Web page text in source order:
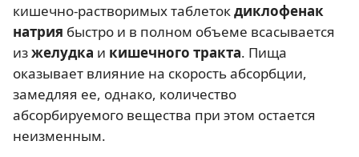
кишечно-растворимых таблетокдиклофенак
натрия быстро и в полном объеме всасывается
изжелудка и кишечного тракта. Пища
оказывает влияние на скорость абсорбции,
замедляя ее, однако, количество
абсорбируемого вещества при этом остается
неизменным.